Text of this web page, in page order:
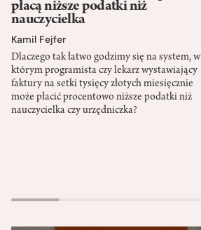
płacą niższe podatki niż
nauczycielka
Kamil Fejfer
Dlaczego tak łatwo godzimy się na system, w
którym programista czy lekarz wystawiający
faktury na setki tysięcy złotych miesięcznie
może płacić procentowo niższe podatki niż
nauczycielka czy urzędniczka?